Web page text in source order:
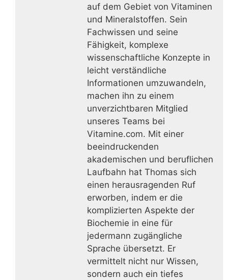
auf dem Gebiet von Vitaminen
und Mineralstoffen. Sein
Fachwissen und seine
Fähigkeit, komplexe
wissenschaftliche Konzepte in
leicht verständliche
Informationen umzuwandeln,
machen ihn zu einem
unverzichtbaren Mitglied
unseres Teams bei
Vitamine.com. Mit einer
beeindruckenden
akademischen und beruflichen
Laufbahn hat Thomas sich
einen herausragenden Ruf
erworben, indem er die
komplizierten Aspekte der
Biochemie in eine für
jedermann zugängliche
Sprache übersetzt. Er
vermittelt nicht nur Wissen,
sondern auch ein tiefes